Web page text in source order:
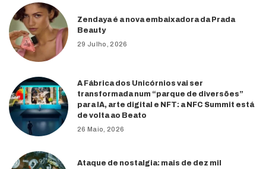
Zendaya é a nova embaixadora da Prada
Beauty
29 Julho, 2026
A Fábrica dos Unicórnios vai ser
transformada num “parque de diversões”
para IA, arte digital e NFT: a NFC Summit está
de volta ao Beato
26 Maio, 2026
Ataque de nostalgia: mais de dez mil